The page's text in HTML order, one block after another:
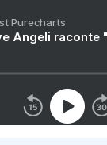
Purecharts
Angeli raconte